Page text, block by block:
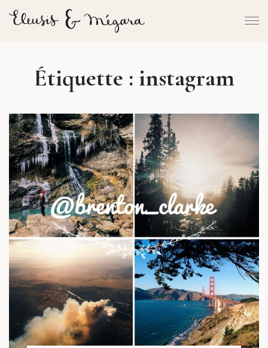
Étiquette : instagram